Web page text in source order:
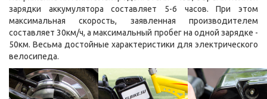
зарядки аккумулятора составляет 5-6 часов. При этом
максимальная скорость, заявленная производителем
составляет 30км/ч, а максимальный пробег на одной зарядке -
50км. Весьма достойные характеристики для электрического
велосипеда.